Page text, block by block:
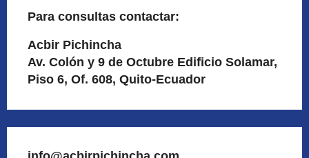
Para consultas contactar:
Acbir Pichincha
Av. Colón y 9 de Octubre Edificio Solamar,
Piso 6, Of. 608, Quito-Ecuador